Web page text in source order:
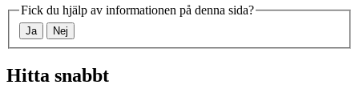
Fick du hjälp av informationen på denna sida?
Ja Nej
Hitta snabbt